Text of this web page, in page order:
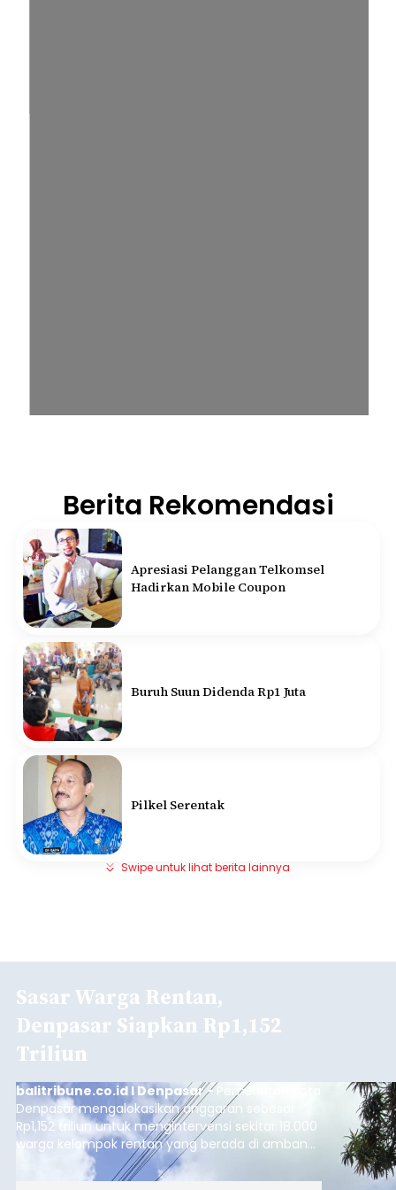
Berita Rekomendasi
Apresiasi Pelanggan Telkomsel
Hadirkan Mobile Coupon
Buruh Suun Didenda Rp1 Juta
Pilkel Serentak
Swipe untuk lihat berita lainnya
Sasar Warga Rentan,
Denpasar Siapkan Rp1,152
Triliun
balitribune.co.id I Denpasar -Pemerintah Kota
Denpasar mengalokasikan anggaran sebesar
Rp1,152 triliun untuk mengintervensi sekitar 18.000
warga kelompok rentan yang berada di ambang
garis kemiskinan. Langkah strategis ini diambil
guna menjaga masyarakat yang berada pada